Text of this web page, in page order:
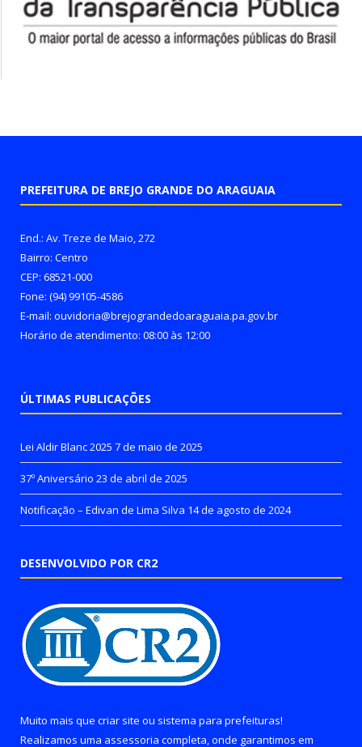
PREFEITURA DE BREJO GRANDE DO ARAGUAIA
End.: Av. Treze de Maio, 272
Bairro: Centro
CEP: 68521-000
Fone: (94) 99105-4586
E-mail: ouvidoria@brejograndedoaraguaia.pa.gov.br
Horário de atendimento: 08:00 às 12:00
ÚLTIMAS PUBLICAÇÕES
Lei Aldir Blanc 2025 7 de maio de 2025
37º Aniversário 23 de abril de 2025
Notificação – Edivan de Lima Silva 14 de agosto de 2024
DESENVOLVIDO POR CR2
Muito mais que criar site ou sistema para prefeituras!
Realizamos uma assessoria completa, onde garantimos em